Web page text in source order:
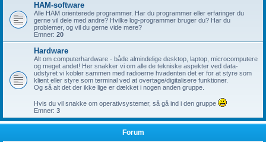
HAM-software
Alle HAM orienterede programmer. Har du programmer eller erfaringer du
gerne vil dele med andre? Hvilke log-programmer bruger du? Har du
problemer, og vil du gerne vide mere?
Emner: 20
Hardware
Alt om computerhardware - både almindelige desktop, laptop, microcomputere
og meget andet! Her snakker vi om alle de tekniske aspekter ved data-
udstyret vi kobler sammen med radioerne hvadenten det er for at styre som
klient eller styre som terminal ved at overtage/digitalisere funktioner.
Og så alt det der ikke lige er dækket i nogen anden gruppe.
Hvis du vil snakke om operativsystemer, så gå ind i den gruppe
Emner: 3
Forum